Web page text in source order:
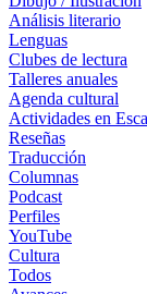
Análisis literario
Lenguas
Clubes de lectura
Talleres anuales
Agenda cultural
Actividades en
Reseñas
Traducción
Columnas
Podcast
Perfiles
YouTube
Cultura
Todos